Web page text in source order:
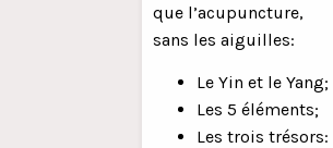
que l’acupuncture,
sans les aiguilles:
Le Yin et le Yang;
Les 5 éléments;
Les trois trésors: